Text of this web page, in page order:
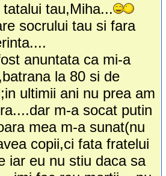
tau,Miha...
socrului tau si fara
anuntata ca mi-a
la 80 si de
ultimii ani nu prea am
m-a socat putin
mea m-a sunat(nu
copii,ci fata fratelui
iar eu nu stiu daca sa